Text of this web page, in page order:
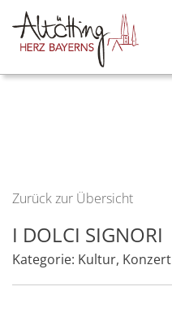
Zurück zur Übersicht
I DOLCI SIGNORI
Kategorie: Kultur, Konzert